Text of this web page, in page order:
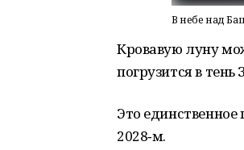
В небе над
Кровавую луну
погрузится в
Это
2028‑м.